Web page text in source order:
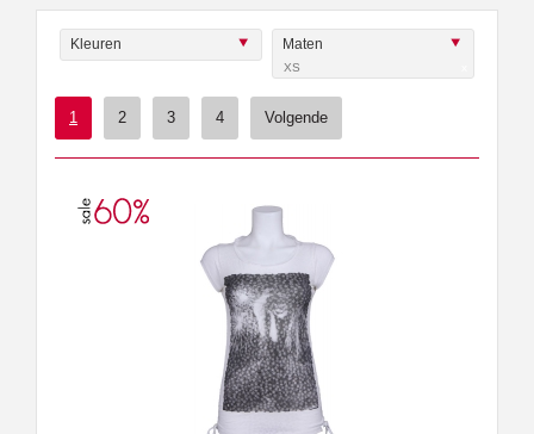
Kleuren Maten
XS
1 2 3 4 Volgende